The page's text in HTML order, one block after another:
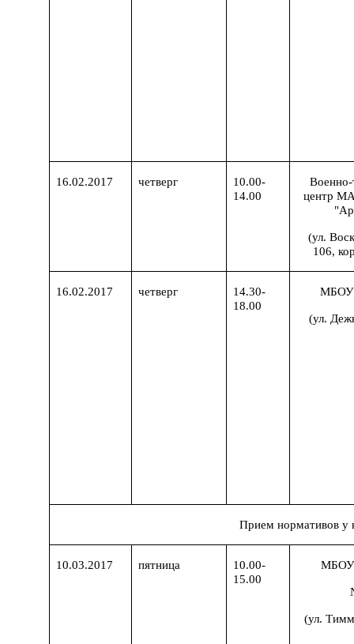
16.02.2017 четверг
10.00-
14.00
Военно-
центр
(ул.
106,
16.02.2017 четверг
14.30-
18.00
(ул.
Прием нормативов у
10.03.2017 пятница
10.00-
15.00
МБОУ
(ул.